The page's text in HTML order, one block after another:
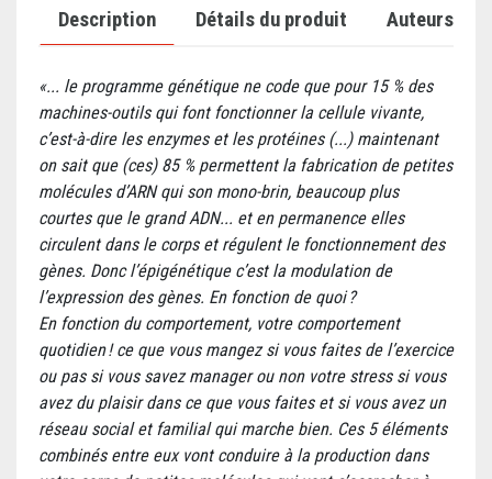
Description Détails du produit Auteurs
«... le programme génétique ne code que pour 15 % des
machines-outils qui font fonctionner la cellule vivante,
c’est-à-dire les enzymes et les protéines (...) maintenant
on sait que (ces) 85 % permettent la fabrication de petites
molécules d’ARN qui son mono-brin, beaucoup plus
courtes que le grand ADN... et en permanence elles
circulent dans le corps et régulent le fonctionnement des
gènes. Donc l’épigénétique c’est la modulation de
l’expression des gènes. En fonction de quoi ?
En fonction du comportement, votre comportement
quotidien ! ce que vous mangez si vous faites de l’exercice
ou pas si vous savez manager ou non votre stress si vous
avez du plaisir dans ce que vous faites et si vous avez un
réseau social et familial qui marche bien. Ces 5 éléments
combinés entre eux vont conduire à la production dans